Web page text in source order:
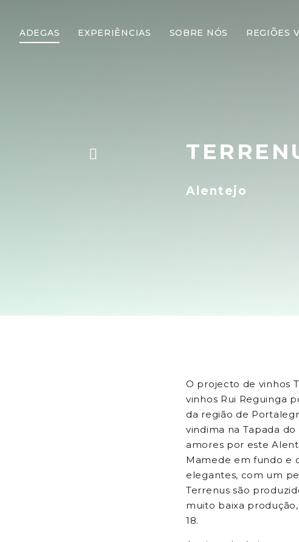
ADEGAS EXPERIÊNCIAS SOBRE NÓS REGIÕES
Alentejo
O projecto de vinhos
vinhos Rui Reguinga
da região de
vindima na Tapada
amores por este
Mamede em fundo e
elegantes, com um
Terrenus são
muito baixa
18.